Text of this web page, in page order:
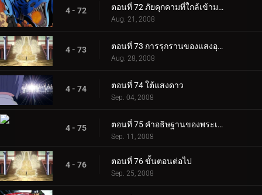
4 - 72 ตอนที่ 72 ภัยคุกคามที่ใกล้เข้ามาอย่างเงียบ ๆ
Aug. 21, 2008
4 - 73 ตอนที่ 73 การรุกรานของแสงอุษา
Aug. 28, 2008
4 - 74 ตอนที่ 74 ใต้แสงดาว
Sep. 04, 2008
4 - 75 ตอนที่ 75 คำอธิษฐานของพระเฒ่า
Sep. 11, 2008
4 - 76 ตอนที่ 76 ขั้นตอนต่อไป
Sep. 25, 2008